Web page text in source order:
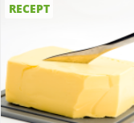
RECEPT